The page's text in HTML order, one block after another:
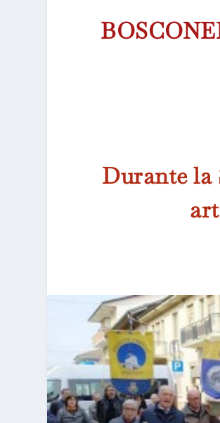
Durante la